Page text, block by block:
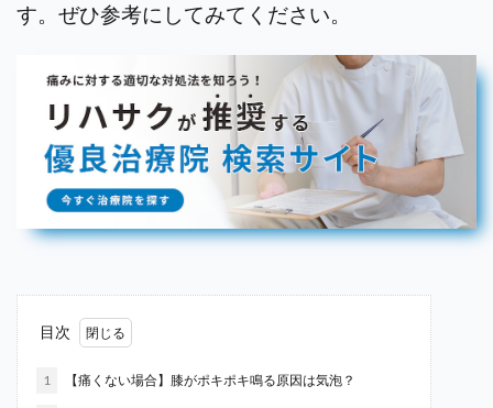
す。ぜひ参考にしてみてください。
目次
1 【痛くない場合】膝がポキポキ鳴る原因は気泡？